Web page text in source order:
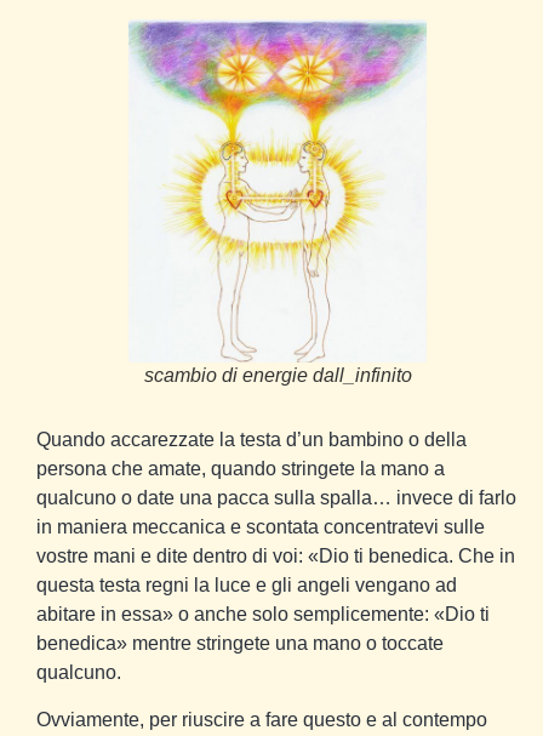
scambio di energie dall_infinito
Quando accarezzate la testa d’un bambino o della
persona che amate, quando stringete la mano a
qualcuno o date una pacca sulla spalla… invece di farlo
in maniera meccanica e scontata concentratevi sulle
vostre mani e dite dentro di voi: «Dio ti benedica. Che in
questa testa regni la luce e gli angeli vengano ad
abitare in essa» o anche solo semplicemente: «Dio ti
benedica» mentre stringete una mano o toccate
qualcuno.
Ovviamente, per riuscire a fare questo e al contempo